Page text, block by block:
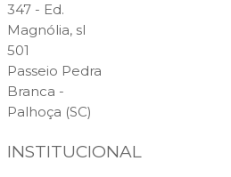
347 - Ed.
Magnólia, sl
501
Passeio Pedra
Branca -
Palhoça (SC)
INSTITUCIONAL